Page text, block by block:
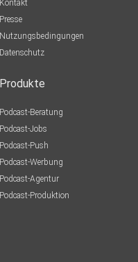
Kontakt
Presse
Nutzungsbedingungen
Datenschutz
Produkte
Podcast-Beratung
Podcast-Jobs
Podcast-Push
Podcast-Werbung
Podcast-Agentur
Podcast-Produktion